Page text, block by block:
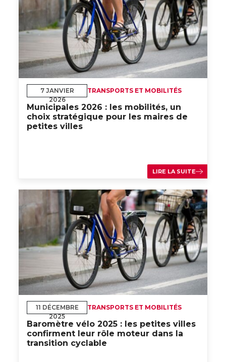
7 JANVIER
2026
TRANSPORTS ET MOBILITÉS
Municipales 2026 : les mobilités, un
choix stratégique pour les maires de
petites villes
LIRE LA SUITE
11 DÉCEMBRE
2025
TRANSPORTS ET MOBILITÉS
Baromètre vélo 2025 : les petites villes
confirment leur rôle moteur dans la
transition cyclable